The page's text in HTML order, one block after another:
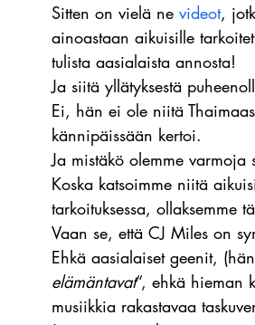
Sitten on vielä ne videot,
ainoastaan aikuisille
tulista aasialaista annosta!
Ja siitä yllätyksestä
Ei, hän ei ole niitä
kännipäissään kertoi.
Ja mistäkö olemme varmoja
Koska katsoimme niitä
tarkoituksessa, ollaksemme
Vaan se, että CJ Miles on
Ehkä aasialaiset geenit,
elämäntavat“, ehkä hieman
musiikkia rakastavaa